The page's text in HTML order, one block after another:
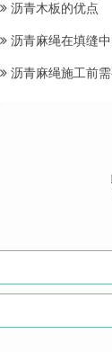
沥青木板的优点
沥青麻绳在填缝中
沥青麻绳施工前